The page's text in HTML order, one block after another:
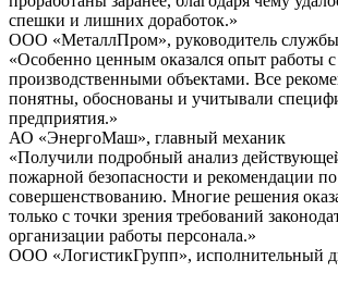
спешки и лишних доработок.»
ООО «МеталлПром», руководитель службы
«Особенно ценным оказался опыт работы с
производственными объектами. Все
понятны, обоснованы и учитывали
предприятия.»
АО «ЭнергоМаш», главный механик
«Получили подробный анализ
пожарной безопасности и рекомендации по
совершенствованию. Многие решения
только с точки зрения требований
организации работы персонала.»
ООО «ЛогистикГрупп», исполнительный